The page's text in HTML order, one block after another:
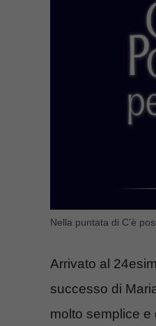
Nella puntata di C’è
Arrivato al
successo di
molto semplice